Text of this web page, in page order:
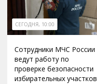
СЕГОДНЯ, 10:00
Сотрудники МЧС России
ведут работу по
проверке безопасности
избирательных участков